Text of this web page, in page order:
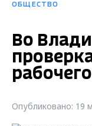
ОБЩЕСТВО
Во
Опубликовано: 19